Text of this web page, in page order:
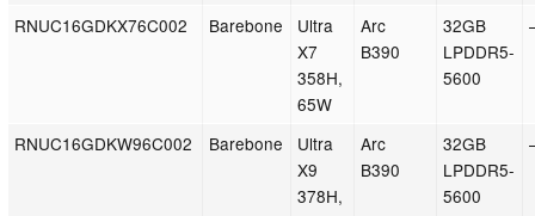
RNUC16GDKX76C002 Barebone
Ultra
X7
358H,
65W
Arc
B390
32GB
LPDDR5-
5600
RNUC16GDKW96C002 Barebone
Ultra
X9
378H,
Arc
B390
32GB
LPDDR5-
5600